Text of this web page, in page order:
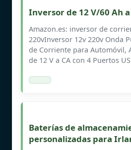
Inversor de 12 V/60 Ah
Amazon.es: inversor de
220vInversor 12v 220v Onda
de Corriente para Automóvil,
de 12 V a CA con 4 Puertos
Baterías de
personalizadas para